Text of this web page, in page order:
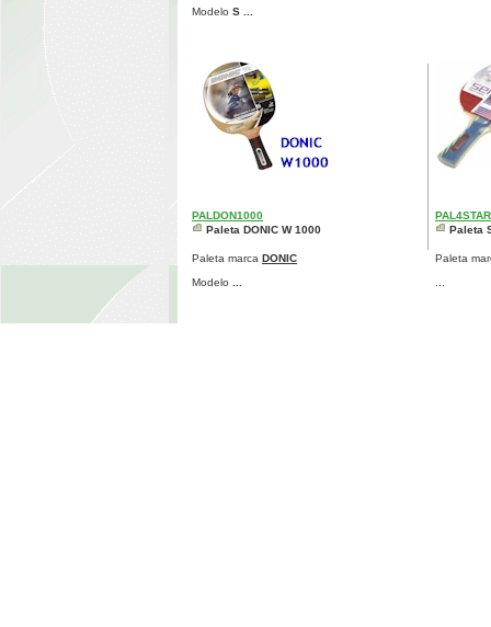
Modelo S ...
PALDON1000
Paleta DONIC W 1000
Paleta marca DONIC
Modelo
PAL4STAR
Paleta
Paleta